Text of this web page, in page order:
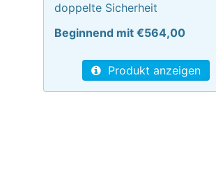
doppelte Sicherheit
Beginnend mit €564,00
Produkt anzeigen